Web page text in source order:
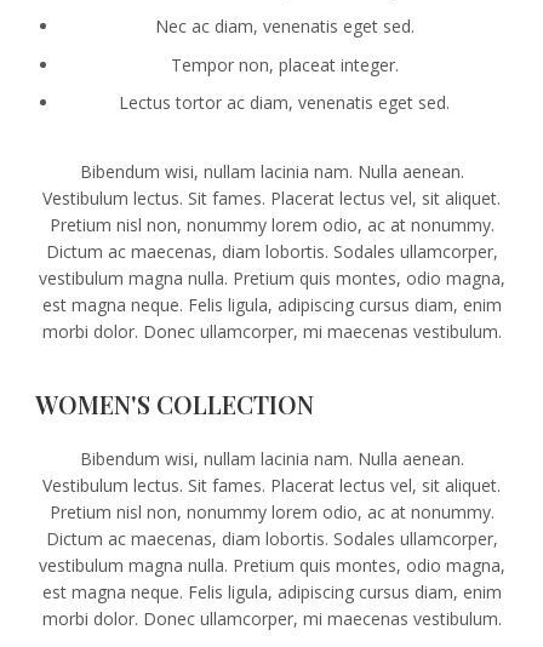
Nec ac diam, venenatis eget sed.
Tempor non, placeat integer.
Lectus tortor ac diam, venenatis eget sed.
Bibendum wisi, nullam lacinia nam. Nulla aenean.
Vestibulum lectus. Sit fames. Placerat lectus vel, sit aliquet.
Pretium nisl non, nonummy lorem odio, ac at nonummy.
Dictum ac maecenas, diam lobortis. Sodales ullamcorper,
vestibulum magna nulla. Pretium quis montes, odio magna,
est magna neque. Felis ligula, adipiscing cursus diam, enim
morbi dolor. Donec ullamcorper, mi maecenas vestibulum.
WOMEN'S COLLECTION
Bibendum wisi, nullam lacinia nam. Nulla aenean.
Vestibulum lectus. Sit fames. Placerat lectus vel, sit aliquet.
Pretium nisl non, nonummy lorem odio, ac at nonummy.
Dictum ac maecenas, diam lobortis. Sodales ullamcorper,
vestibulum magna nulla. Pretium quis montes, odio magna,
est magna neque. Felis ligula, adipiscing cursus diam, enim
morbi dolor. Donec ullamcorper, mi maecenas vestibulum.